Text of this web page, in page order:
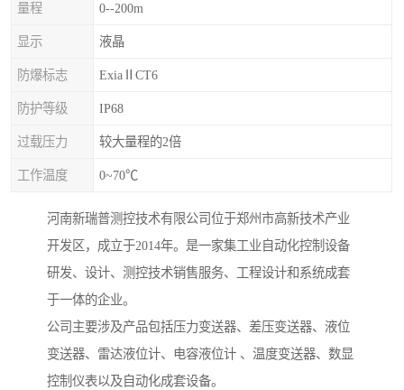
量程 0--200m
显示 液晶
防爆标志 ExiaⅡCT6
防护等级 IP68
过载压力 较大量程的2倍
工作温度 0~70℃
河南新瑞普测控技术有限公司位于郑州市高新技术产业
开发区，成立于2014年。是一家集工业自动化控制设备
研发、设计、测控技术销售服务、工程设计和系统成套
于一体的企业。
公司主要涉及产品包括压力变送器、差压变送器、液位
变送器、雷达液位计、电容液位计 、温度变送器、数显
控制仪表以及自动化成套设备。